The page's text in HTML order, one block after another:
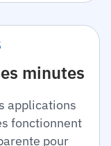
minutes
applications
fonctionnent
pour